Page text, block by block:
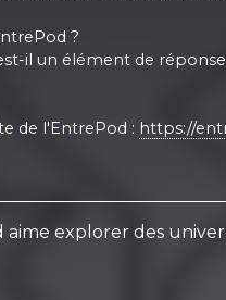
?
il un élément de réponse
de l'EntrePod : https://
aime explorer des